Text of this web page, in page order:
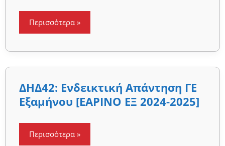
Περισσότερα »
ΔΗΔ42: Ενδεικτική Απάντηση ΓΕ
Εξαμήνου [ΕΑΡΙΝΟ ΕΞ 2024-2025]
ΔΗΔ42:
Ενδεικτική
Απάντηση
ΓΕ
ΕΞ
2024-
2025]
Περισσότερα »